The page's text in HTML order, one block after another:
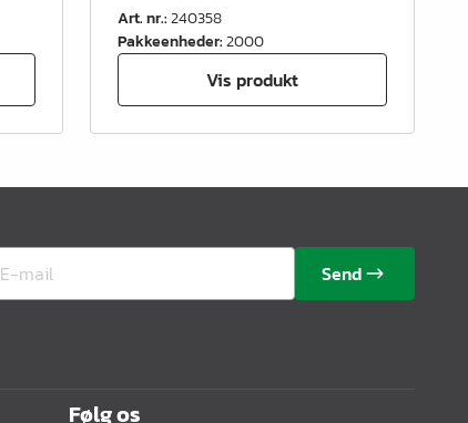
Art. nr.:240358
Pakkeenheder:2000
Vis produkt
Send
Følg os